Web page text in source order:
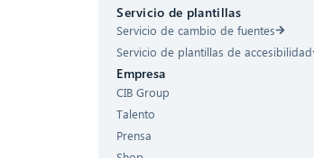
Servicio de plantillas
Servicio de cambio de fuentes
Servicio de plantillas de accesibilidad
Empresa
CIB Group
Talento
Prensa